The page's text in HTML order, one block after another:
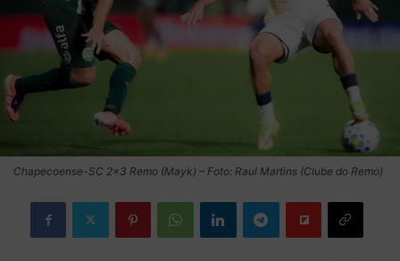
Chapecoense-SC 2×3 Remo (Mayk) – Foto: Raul Martins (Clube do Remo)